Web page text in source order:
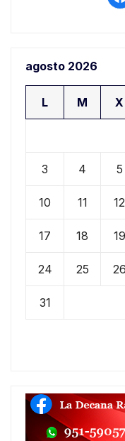
agosto 2026
L M X
3 4 5
10 11 12
17 18 19
24 25 26
31